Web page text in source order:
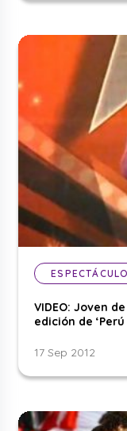
VIDEO: Joven
edición de
17 Sep 2012